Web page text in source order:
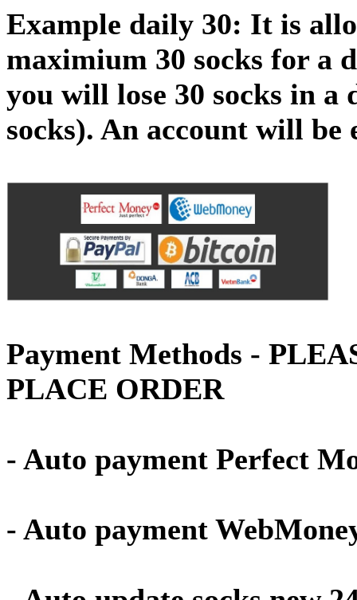
Example daily 30: It is
maximium 30 socks for a
you will lose 30 socks in a
socks). An account will be
Payment Methods -
PLACE ORDER
- Auto payment Perfect
- Auto payment